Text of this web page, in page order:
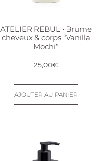
ATELIER REBUL • Brume
cheveux & corps “Vanilla
Mochi”
25,00€
AJOUTER AU PANIER